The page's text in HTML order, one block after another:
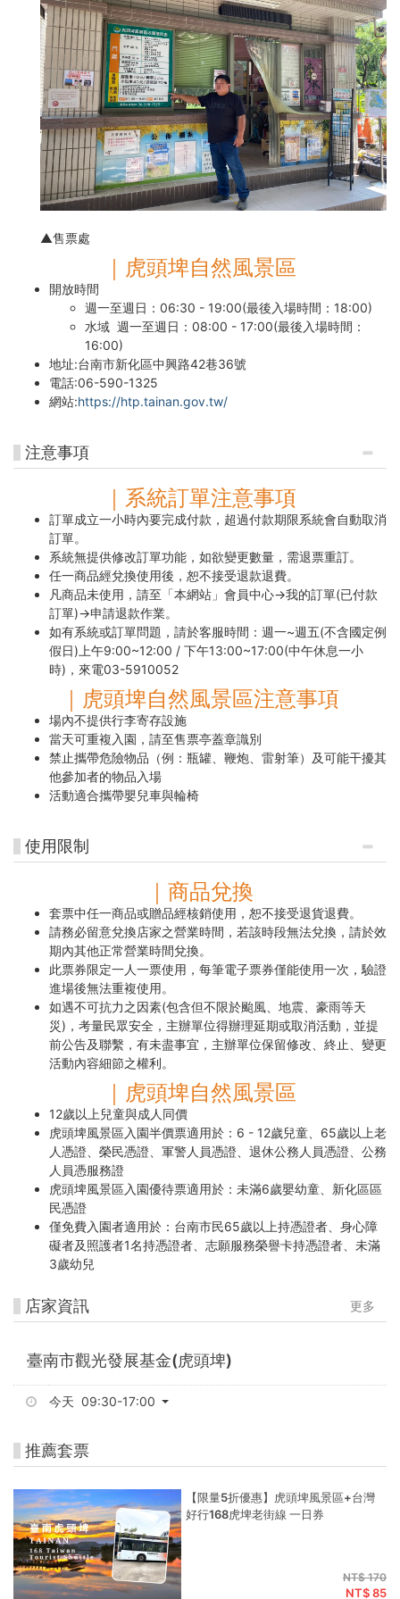
▲售票處
｜虎頭埤自然風景區
開放時間
週一至週日：06:30 - 19:00(最後入場時間：18:00)
水域 週一至週日：08:00 - 17:00(最後入場時間：
16:00)
地址:台南市新化區中興路42巷36號
電話:06-590-1325
網站:https://htp.tainan.gov.tw/
注意事項
｜系統訂單注意事項
訂單成立一小時內要完成付款，超過付款期限系統會自動取消
訂單。
系統無提供修改訂單功能，如欲變更數量，需退票重訂。
任一商品經兌換使用後，恕不接受退款退費。
凡商品未使用，請至「本網站」會員中心→我的訂單(已付款
訂單)→申請退款作業。
如有系統或訂單問題，請於客服時間：週一~週五(不含國定例
假日)上午9:00~12:00 / 下午13:00~17:00(中午休息一小
時)，來電03-5910052
｜虎頭埤自然風景區注意事項
場內不提供行李寄存設施
當天可重複入園，請至售票亭蓋章識別
禁止攜帶危險物品（例：瓶罐、鞭炮、雷射筆）及可能干擾其
他參加者的物品入場
活動適合攜帶嬰兒車與輪椅
使用限制
｜商品兌換
套票中任一商品或贈品經核銷使用，恕不接受退貨退費。
請務必留意兌換店家之營業時間，若該時段無法兌換，請於效
期內其他正常營業時間兌換。
此票券限定一人一票使用，每筆電子票券僅能使用一次，驗證
進場後無法重複使用。
如遇不可抗力之因素(包含但不限於颱風、地震、豪雨等天
災)，考量民眾安全，主辦單位得辦理延期或取消活動，並提
前公告及聯繫，有未盡事宜，主辦單位保留修改、終止、變更
活動內容細節之權利。
｜虎頭埤自然風景區
12歲以上兒童與成人同價
虎頭埤風景區入園半價票適用於：6 - 12歲兒童、65歲以上老
人憑證、榮民憑證、軍警人員憑證、退休公務人員憑證、公務
人員憑服務證
虎頭埤風景區入園優待票適用於：未滿6歲嬰幼童、新化區區
民憑證
僅免費入園者適用於：台南市民65歲以上持憑證者、身心障
礙者及照護者1名持憑證者、志願服務榮譽卡持憑證者、未滿
3歲幼兒
店家資訊 更多
臺南市觀光發展基金(虎頭埤)
今天 09:30-17:00
推薦套票
【限量5折優惠】虎頭埤風景區+台灣
好行168虎埤老街線 一日券
NT$ 170
NT$ 85